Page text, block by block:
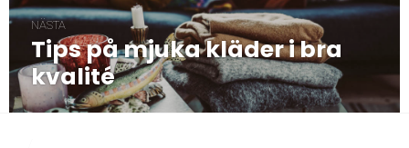
NÄSTA
Nästa
post:
Tips på mjuka kläder i bra
kvalité